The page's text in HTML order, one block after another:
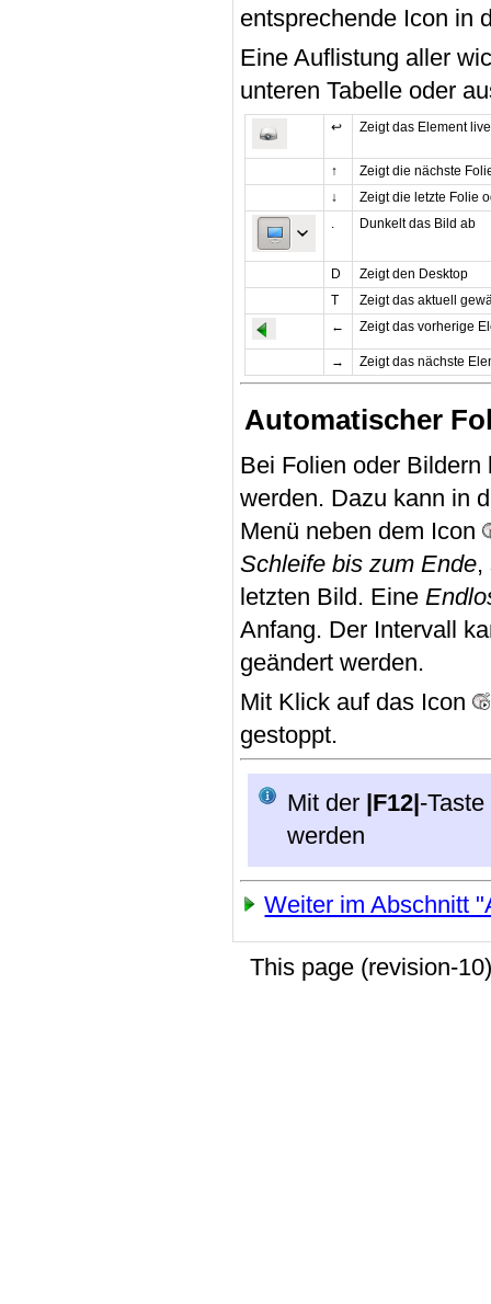
entsprechende Icon in
Eine Auflistung aller
unteren Tabelle oder
↩ Zeigt das Element
↑
Zeigt die nächste
↓
Zeigt die letzte Folie
Dunkelt das Bild ab
D
Zeigt den Desktop
T
Zeigt das aktuell
←
Zeigt das vorherige
→ Zeigt das nächste
Automatischer
Bei Folien oder
werden. Dazu kann in
Menü neben dem Icon
Schleife bis zum Ende,
letzten Bild. Eine
Anfang. Der Intervall
geändert werden.
Mit Klick auf das Icon
gestoppt.
Mit der |F12| -
werden
Weiter im Abschnitt
This page (revision-